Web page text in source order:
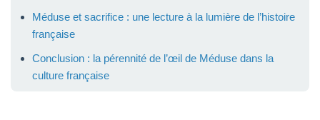
Méduse et sacrifice : une lecture à la lumière de l’histoire
française
Conclusion : la pérennité de l’œil de Méduse dans la
culture française